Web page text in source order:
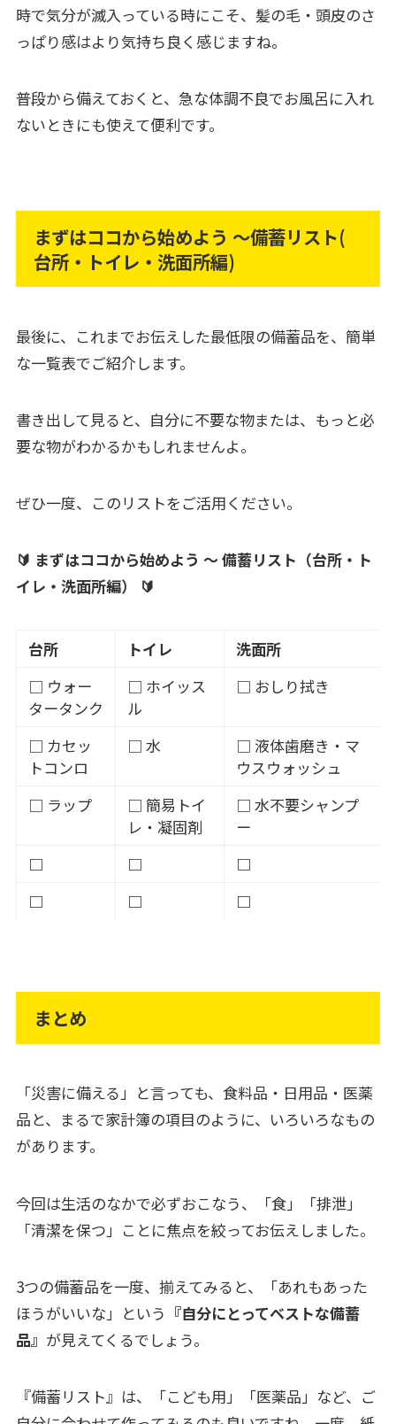
時で気分が滅入っている時にこそ、髪の毛・頭皮のさ
っぱり感はより気持ち良く感じますね。
普段から備えておくと、急な体調不良でお風呂に入れ
ないときにも使えて便利です。
まずはココから始めよう ～備蓄リスト(
台所・トイレ・洗面所編)
最後に、これまでお伝えした最低限の備蓄品を、簡単
な一覧表でご紹介します。
書き出して見ると、自分に不要な物または、もっと必
要な物がわかるかもしれませんよ。
ぜひ一度、このリストをご活用ください。
🔰 まずはココから始めよう ～ 備蓄リスト（台所・ト
イレ・洗面所編） 🔰
台所 トイレ
洗面所
□ ウォー
タータンク
□ ホイッス
ル
□ おしり拭き
□ カセッ
トコンロ
□ 水 □ 液体歯磨き・ マ
ウスウォッシュ
□ ラップ □ 簡易トイ
レ・ 凝固剤
□ 水不要シャンプ
ー
□
□
□
□
□ □
まとめ
「災害に備える」と言っても、食料品・日用品・医薬
品と、まるで家計簿の項目のように、いろいろなもの
があります。
今回は生活のなかで必ずおこなう、「食」「排泄」
「清潔を保つ」ことに焦点を絞ってお伝えしました。
3つの備蓄品を一度、揃えてみると、「あれもあった
ほうがいいな」という 『自分にとってベストな備蓄
品』 が見えてくるでしょう。
『備蓄リスト』は、「こども用」「医薬品」など、ご